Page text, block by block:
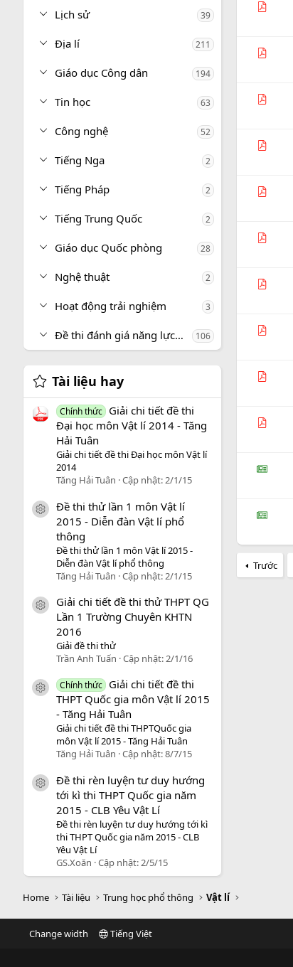
Lịch sử 39
Địa lí 211
Giáo dục Công dân 194
Tin học 63
Công nghệ 52
Tiếng Nga 2
Tiếng Pháp 2
Tiếng Trung Quốc 2
Giáo dục Quốc phòng 28
Nghệ thuật 2
Hoạt động trải nghiệm 3
Đề thi đánh giá năng lực, tư duy 106
Tài liệu hay
Chính thức Giải chi tiết đề thi
Đại học môn Vật lí 2014 - Tăng
Hải Tuân
Giải chi tiết đề thi Đại học môn Vật lí
2014
Tăng Hải Tuân Cập nhật:2/1/15
icon tài liệu
Đề thi thử lần 1 môn Vật lí
2015 - Diễn đàn Vật lí phổ
thông
Đề thi thử lần 1 môn Vật lí 2015 -
Diễn đàn Vật lí phổ thông
Tăng Hải Tuân Cập nhật:2/1/15
icon tài liệu
Giải chi tiết đề thi thử THPT QG
Lần 1 Trường Chuyên KHTN
2016
Giải đề thi thử
Trần Anh Tuấn Cập nhật:2/1/16
icon tài liệu
Chính thức Giải chi tiết đề thi
THPT Quốc gia môn Vật lí 2015
- Tăng Hải Tuân
Giải chi tiết đề thi THPTQuốc gia
môn Vật lí 2015 - Tăng Hải Tuân
Tăng Hải Tuân Cập nhật:8/7/15
icon tài liệu
Đề thi rèn luyện tư duy hướng
tới kì thi THPT Quốc gia năm
2015 - CLB Yêu Vật Lí
Đề thi rèn luyện tư duy hướng tới kì
thi THPT Quốc gia năm 2015 - CLB
Yêu Vật Lí
GS.Xoăn Cập nhật: 2/5/15
Trước
Home Tài liệu Trung học phổ thông Vật lí
Change width Tiếng Việt